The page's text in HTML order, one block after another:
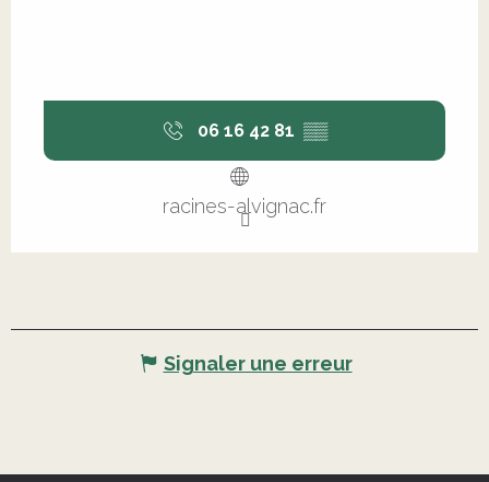
06 16 42 81 ▒▒
racines-alvignac.fr
Signaler une erreur